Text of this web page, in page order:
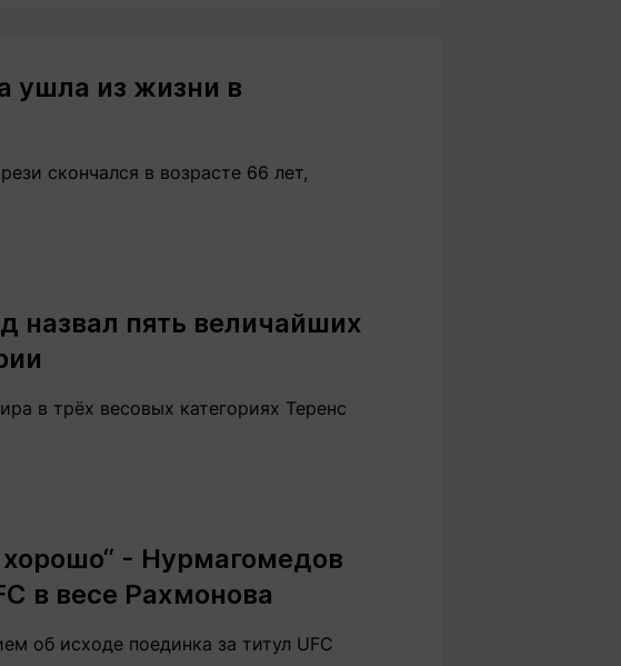
ушла из жизни в
скончался в возрасте 66 лет,
назвал пять величайших
в трёх весовых категориях Теренс
- Нурмагомедов
в весе Рахмонова
об исходе поединка за титул UFC